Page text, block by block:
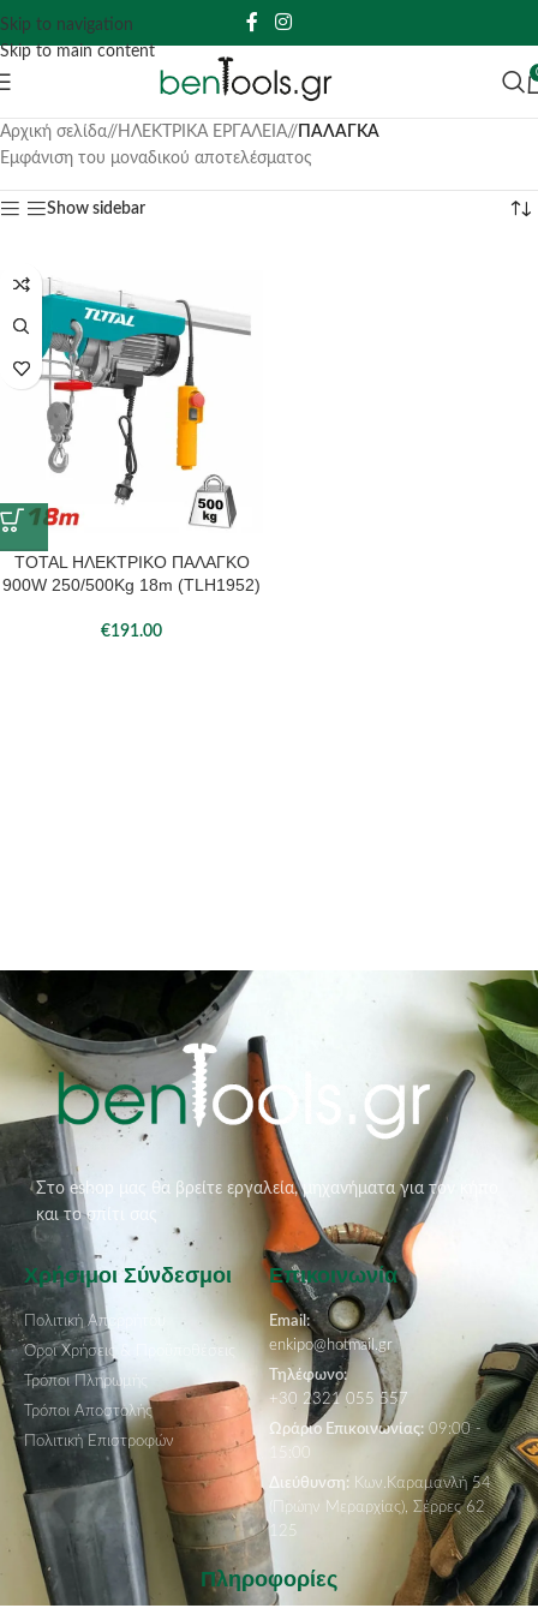
Skip to navigation
Skip to main content
Αρχική σελίδα/ ΗΛΕΚΤΡΙΚΑ ΕΡΓΑΛΕΙΑ/
ΠΑΛΑΓΚΑ
Εμφάνιση του μοναδικού αποτελέσματος
Show sidebar
TOTAL ΗΛΕΚΤΡΙΚΟ ΠΑΛΑΓΚΟ
900W 250/500Kg 18m (TLH1952)
€191.00
Στο eshop μας θα βρείτε εργαλεία, μηχανήματα για τον κήπο
και το σπίτι σας
Χρήσιμοι Σύνδεσμοι
Πολιτική Απορρήτου
Όροι Χρήσεις & Προϋποθέσεις
Τρόποι Πληρωμής
Τρόποι Αποστολής
Πολιτική Επιστροφών
Επικοινωνία
Email:
enkipo@hotmail.gr
Τηλέφωνο:
+30 2321 055 557
Ωράριο Επικοινωνίας: 09:00 -
15:00
Διεύθυνση: Κων.Καραμανλή 54
(Πρώην Μεραρχίας), Σέρρες 62
125
Πληροφορίες